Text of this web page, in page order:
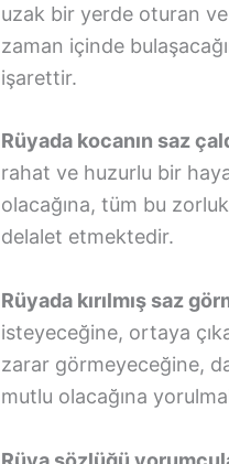
uzak bir yerde oturan ve
zaman içinde
işarettir.
Rüyada kocanın saz
rahat ve huzurlu bir
olacağına, tüm bu
delalet etmektedir.
Rüyada kırılmış saz
isteyeceğine, ortaya
zarar görmeyeceğine,
mutlu olacağına